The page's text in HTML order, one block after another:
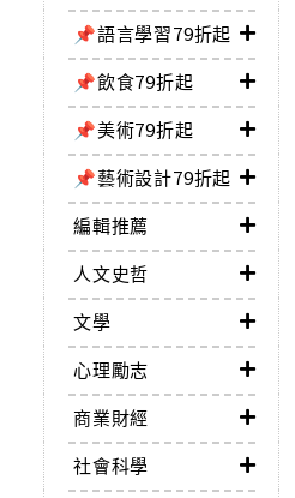
📌語言學習79折起
📌飲食79折起
📌美術79折起
📌藝術設計79折起
編輯推薦
人文史哲
文學
心理勵志
商業財經
社會科學